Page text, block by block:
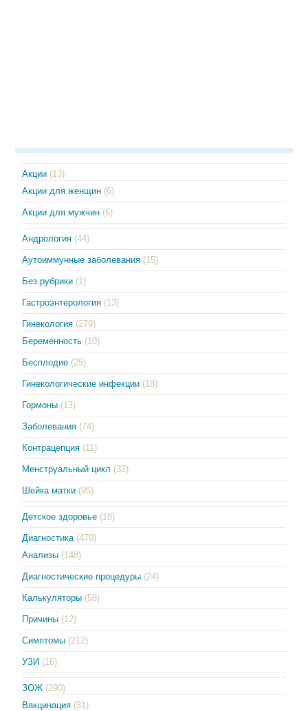
Акции (13)
Акции для женщин (6)
Акции для мужчин (6)
Андрология (44)
Аутоиммунные заболевания (15)
Без рубрики (1)
Гастроэнтерология (13)
Гинекология (279)
Беременность (10)
Бесплодие (25)
Гинекологические инфекции (18)
Гормоны (13)
Заболевания (74)
Контрацепция (11)
Менструальный цикл (32)
Шейка матки (95)
Детское здоровье (18)
Диагностика (470)
Анализы (148)
Диагностические процедуры (24)
Калькуляторы (58)
Причины (12)
Симптомы (212)
УЗИ (16)
ЗОЖ (290)
Вакцинация (31)